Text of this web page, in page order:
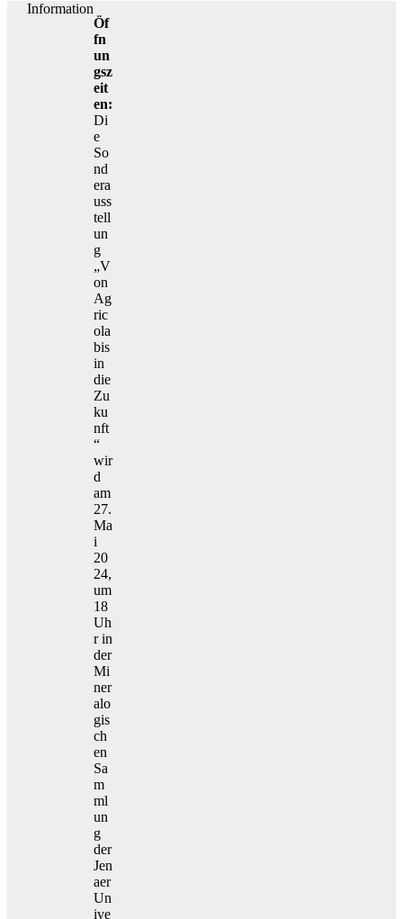
Information
Öf
fn
un
gsz
eit
en:
Di
e
So
nd
era
uss
tell
un
g
„V
on
Ag
ric
ola
bis
in
die
Zu
ku
nft
“
wir
d
am
27.
Ma
i
20
24,
um
18
Uh
r in
der
Mi
ner
alo
gis
ch
en
Sa
m
ml
un
g
der
Jen
aer
Un
ive